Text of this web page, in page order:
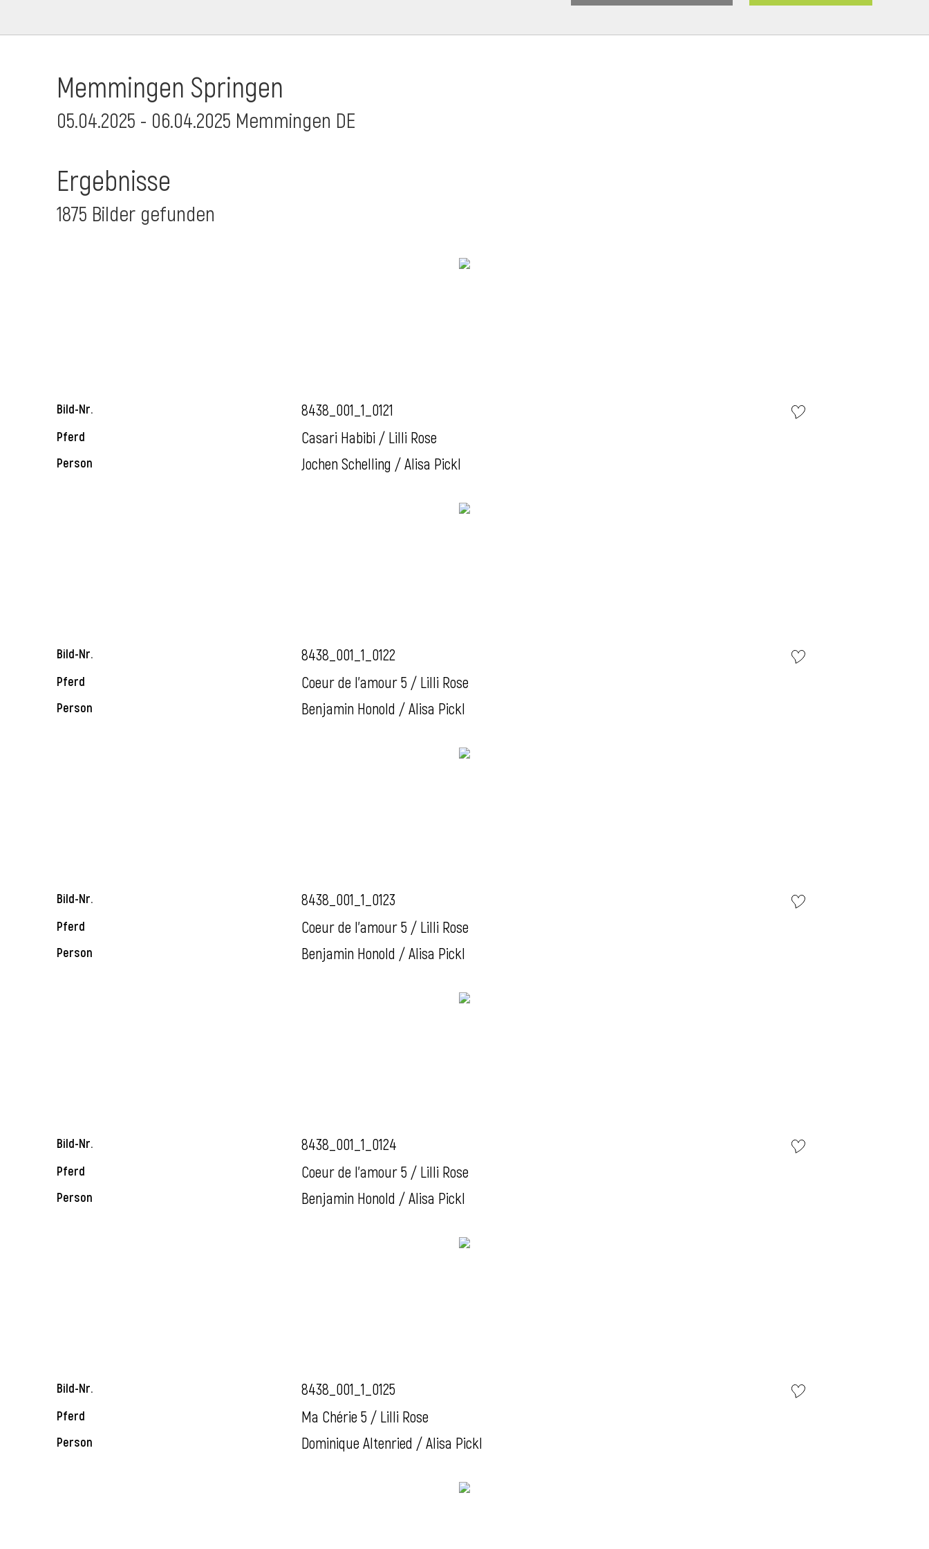
Memmingen Springen
05.04.2025 - 06.04.2025 Memmingen DE
Ergebnisse
1875 Bilder gefunden
Bild-Nr. 8438_001_1_0121
Pferd Casari Habibi / Lilli Rose
Person Jochen Schelling / Alisa Pickl
Bild-Nr. 8438_001_1_0122
Pferd Coeur de l'amour 5 / Lilli Rose
Person Benjamin Honold / Alisa Pickl
Bild-Nr. 8438_001_1_0123
Pferd Coeur de l'amour 5 / Lilli Rose
Person Benjamin Honold / Alisa Pickl
Bild-Nr. 8438_001_1_0124
Pferd Coeur de l'amour 5 / Lilli Rose
Person Benjamin Honold / Alisa Pickl
Bild-Nr. 8438_001_1_0125
Pferd Ma Chérie 5 / Lilli Rose
Person Dominique Altenried / Alisa Pickl